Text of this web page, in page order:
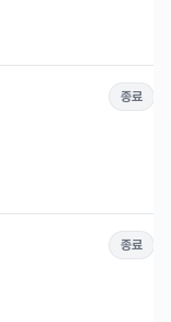
종료
종료